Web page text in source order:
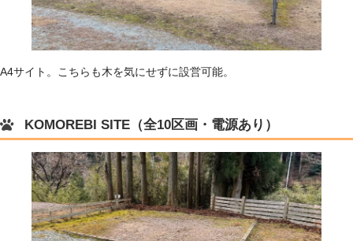
A4サイト。こちらも木を気にせずに設営可能。
KOMOREBI SITE（全10区画・電源あり）